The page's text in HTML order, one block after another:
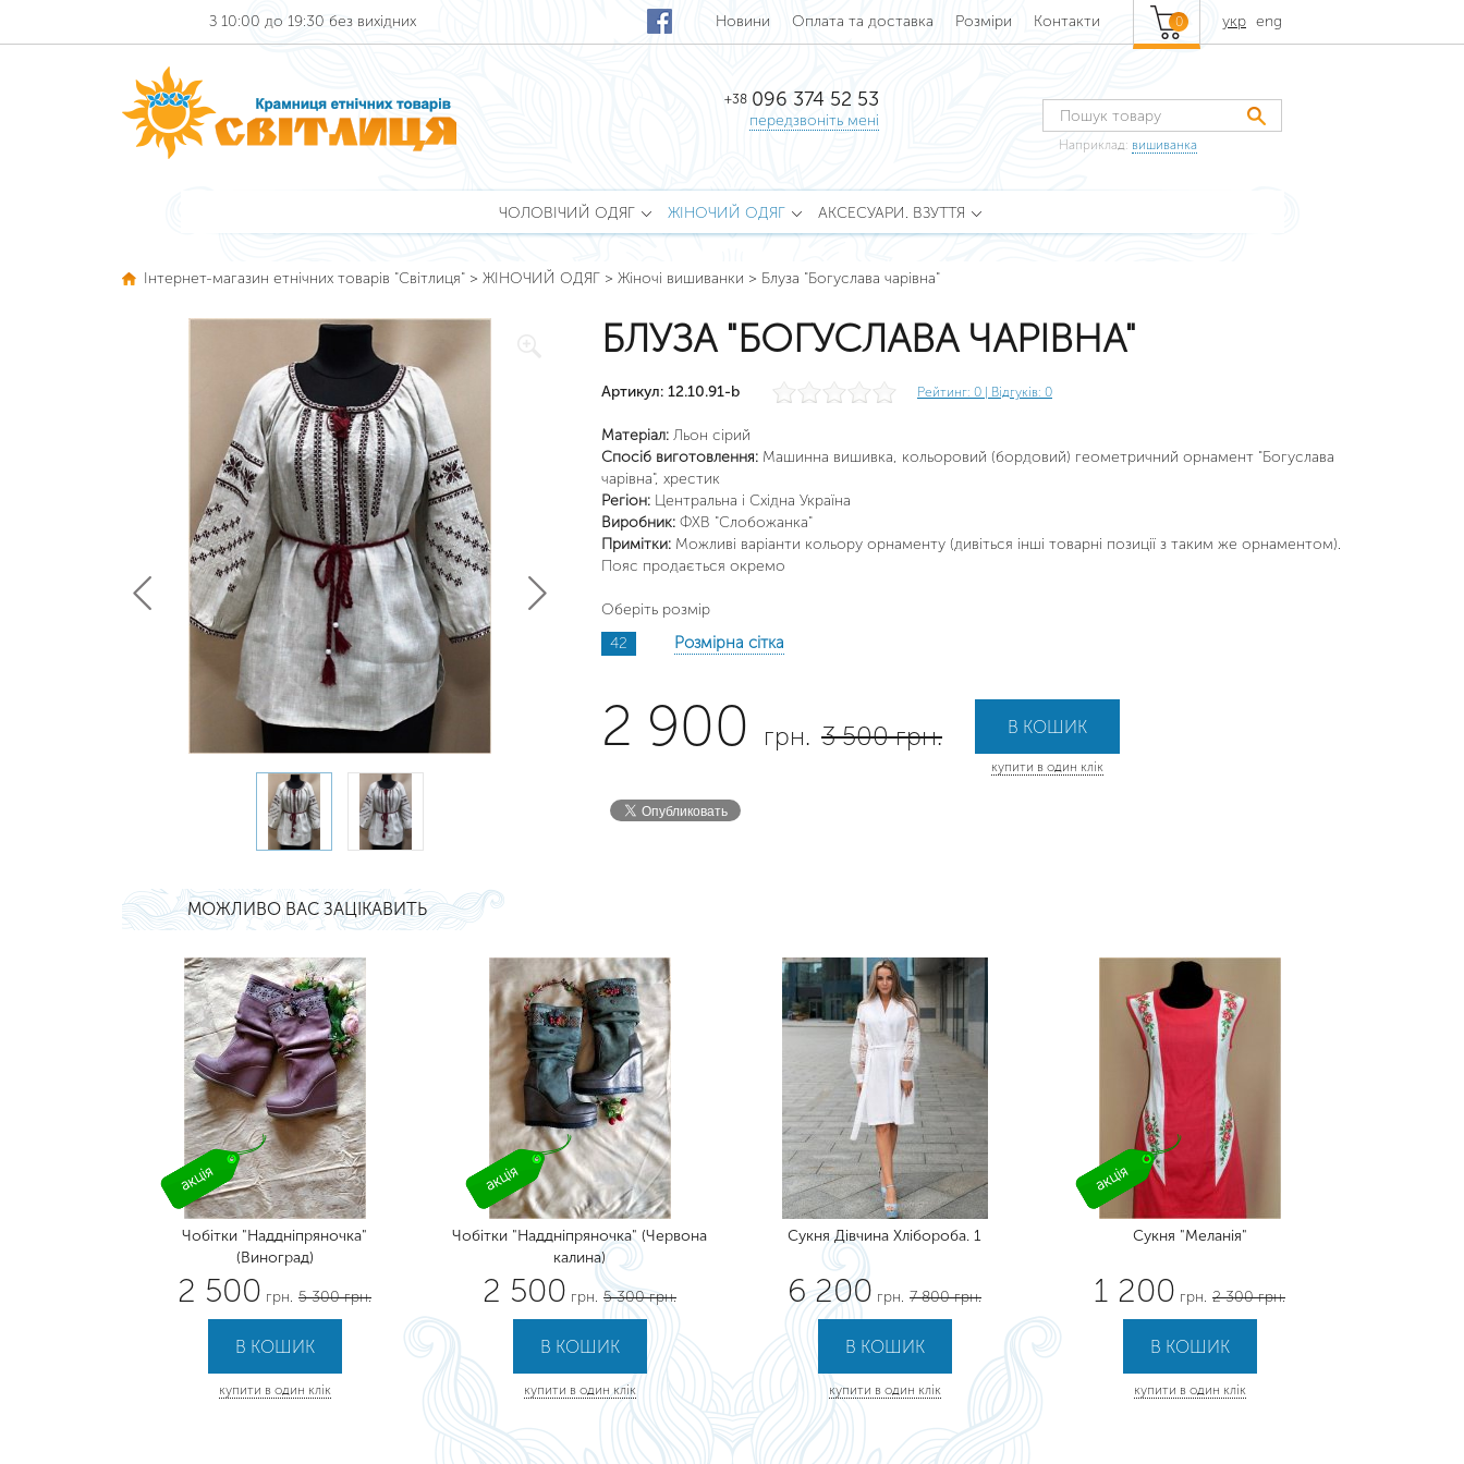
З 10:00 до 19:30 без вихідних укр eng
0
Новини Оплата та доставка Розміри Контакти
Наприклад: вишиванка
+38 096 374 52 53
передзвоніть мені
ЧОЛОВІЧИЙ ОДЯГ ЖІНОЧИЙ ОДЯГ АКСЕСУАРИ. ВЗУТТЯ
Інтернет-магазин етнічних товарів "Світлиця" > ЖІНОЧИЙ ОДЯГ > Жіночі вишиванки > Блуза "Богуслава чарівна"
БЛУЗА "БОГУСЛАВА ЧАРІВНА"
Артикул: 12.10.91-b Рейтинг: 0 | Відгуків: 0
Матеріал: Льон сірий
Спосіб виготовлення: Машинна вишивка, кольоровий (бордовий) геометричний орнамент "Богуслава
чарівна", хрестик
Регіон: Центральна і Східна Україна
Виробник: ФХВ "Слобожанка"
Примітки: Можливі варіанти кольору орнаменту (дивіться інші товарні позиції з таким же орнаментом).
Пояс продається окремо
Оберіть розмір
42
Розмірна сітка
2 900 грн. 3 500 грн.
купити в один клік
МОЖЛИВО ВАС ЗАЦІКАВИТЬ
Чобітки "Наддніпряночка"
(Виноград)
2 500 грн. 5 300 грн.
купити в один клік
Чобітки "Наддніпряночка" (Червона
калина)
2 500 грн. 5 300 грн.
купити в один клік
Сукня Дівчина Хлібороба. 1
6 200 грн. 7 800 грн.
купити в один клік
Сукня "Меланія"
1 200 грн. 2 300 грн.
купити в один клік